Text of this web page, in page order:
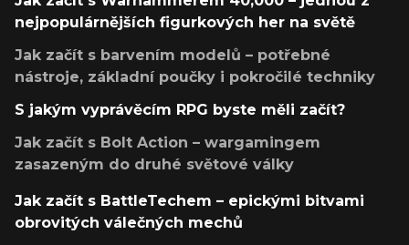
nejpopulárnějších figurkových her na světě
Jak začít s barvením modelů – potřebné
nástroje, základní poučky i pokročilé techniky
S jakým vyprávěcím RPG byste měli začít?
Jak začít s Bolt Action – wargamingem
zasazeným do druhé světové války
Jak začít s BattleTechem – epickými bitvami
obrovitých válečných mechů